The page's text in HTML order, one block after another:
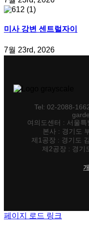
미사 강변 센트럴자이
7월 23rd, 2026
Tel: 02-2088-
여의도센터 : 서울
본사 : 경기도
제1공장 : 경기도
제2공장 : 경기
페이지 로드 링크